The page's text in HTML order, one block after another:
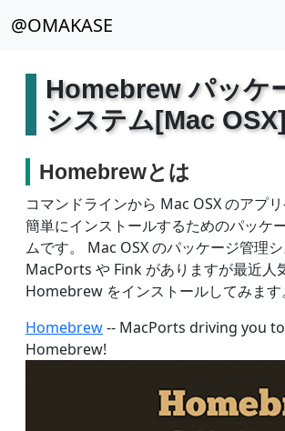
@OMAKASE
Homebrew パッケ
システム[Mac
Homebrewとは
コマンドラインから Mac OSX のアプ
簡単にインストールするためのパッケ
ムです。 Mac OSX のパッケージ管理
MacPorts や Fink がありますが最近人
Homebrew をインストールしてみます。
Homebrew-- MacPorts driving you
Homebrew!